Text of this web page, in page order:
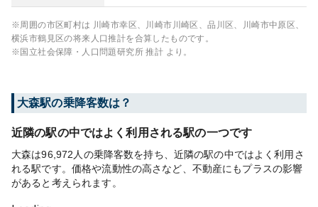
※周囲の市区町村は 川崎市幸区、川崎市川崎区、品川区、川崎市中原区、
横浜市鶴見区の将来人口推計を合算したものです。
※国立社会保障・人口問題研究所 推計 より。
大森駅の乗降客数は？
近隣の駅の中ではよく利用される駅の一つです
大森は96,972人の乗降客数を持ち、近隣の駅の中ではよく利用さ
れる駅です。価格や流動性の高さなど、不動産にもプラスの影響
があると考えられます。